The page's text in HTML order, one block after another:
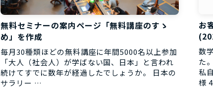
無料セミナーの案内ページ「無料講座のすゝ
め」を作成
毎月30種類ほどの無料講座に年間5000名以上参加
「大人（社会人）が学ばない国、日本」と言われ
続けてすでに数年が経過したでしょうか。 日本の
サラリー …
お
数
た
私
様